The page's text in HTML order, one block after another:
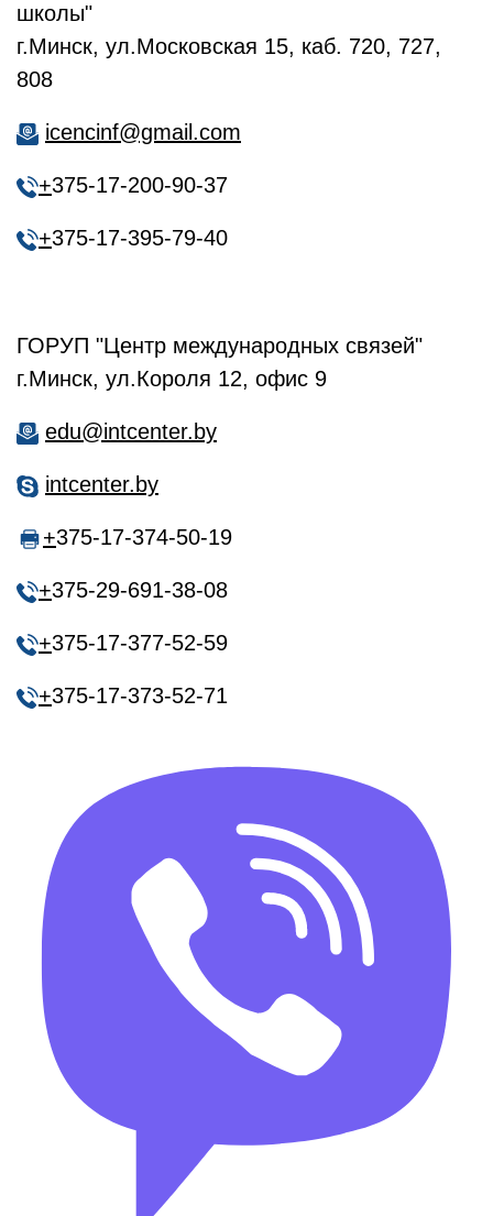
школы"
г.Минск, ул.Московская 15, каб. 720, 727,
808
icencinf@gmail.com
+375-17-200-90-37
+375-17-395-79-40
ГОРУП "Центр международных связей"
г.Минск, ул.Короля 12, офис 9
edu@intcenter.by
intcenter.by
+375-17-374-50-19
+375-29-691-38-08
+375-17-377-52-59
+375-17-373-52-71